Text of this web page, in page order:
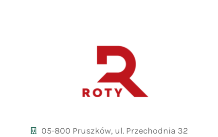
05-800 Pruszków, ul. Przechodnia 32